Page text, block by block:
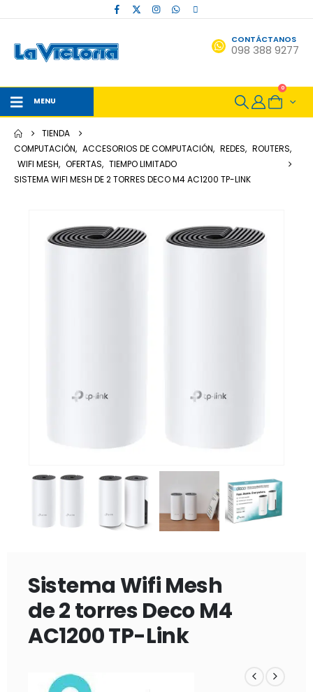
CONTÁCTANOS
098 388 9277
MENU
0
TIENDA
COMPUTACIÓN, ACCESORIOS DE COMPUTACIÓN, REDES, ROUTERS,
WIFI MESH, OFERTAS, TIEMPO LIMITADO
SISTEMA WIFI MESH DE 2 TORRES DECO M4 AC1200 TP-LINK
Sistema Wifi Mesh
de 2 torres Deco M4
AC1200 TP-Link